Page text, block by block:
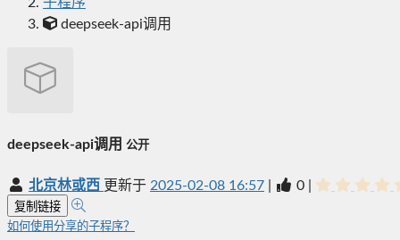
deepseek-api调用
deepseek-api调用 公开
北京林或西 更新于 2025-02-08 16:57 0
复制链接
如何使用分享的子程序？